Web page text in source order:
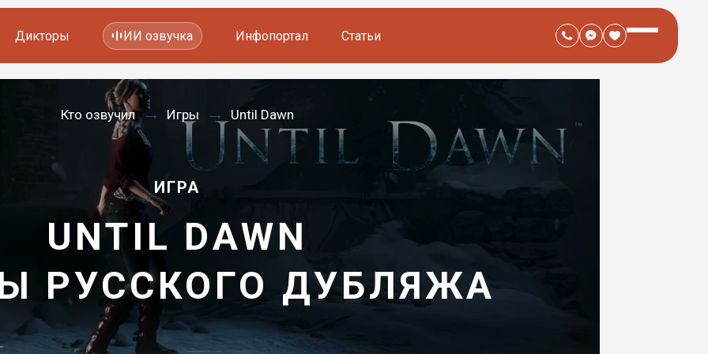
Фильмов и сериалов
Мультфильмов
YouTube каналов
Дикторы ИИ озвучка Инфопортал Статьи
Кто озвучил Игры Until Dawn
ИГРА
UNTIL DAWN
—
РУССКОГО ДУБЛЯЖА